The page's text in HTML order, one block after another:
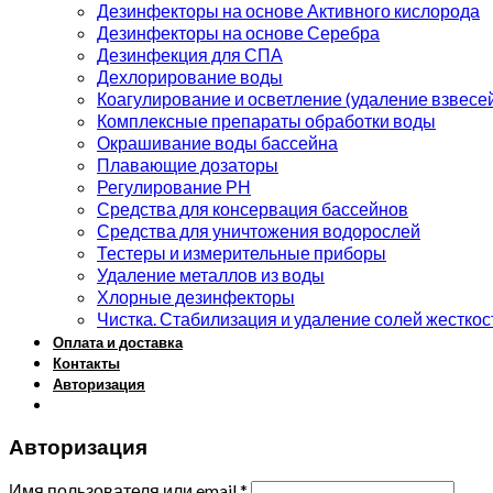
Дезинфекторы на основе Активного кислорода
Дезинфекторы на основе Серебра
Дезинфекция для СПА
Дехлорирование воды
Коагулирование и осветление (удаление
Комплексные препараты обработки воды
Окрашивание воды бассейна
Плавающие дозаторы
Регулирование РН
Средства для консервация бассейнов
Средства для уничтожения водорослей
Тестеры и измерительные приборы
Удаление металлов из воды
Хлорные дезинфекторы
Чистка. Стабилизация и удаление солей
Оплата и доставка
Контакты
Авторизация
Авторизация